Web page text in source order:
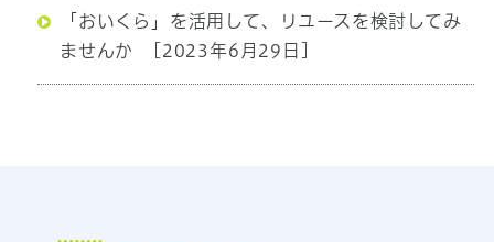
「おいくら」を活用して、リユースを検討してみ
ませんか
[2023年6月29日]